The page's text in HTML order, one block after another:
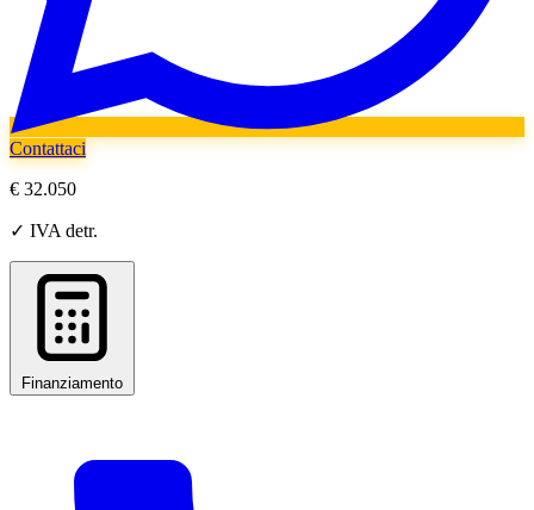
Contattaci
€ 32.050
✓ IVA detr.
Finanziamento